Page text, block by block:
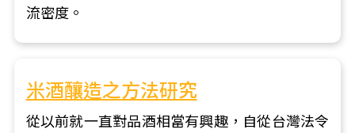
流密度。
米酒釀造之方法研究
從以前就一直對品酒相當有興趣，自從台灣法令